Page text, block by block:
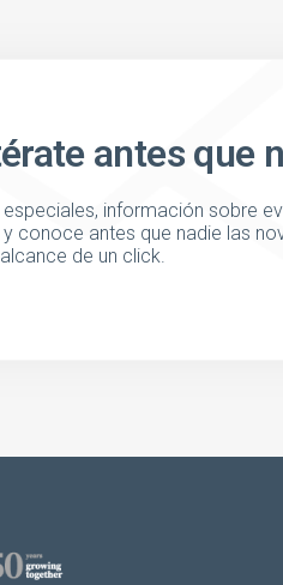
antes que
información sobre
conoce antes que nadie las
de un click.